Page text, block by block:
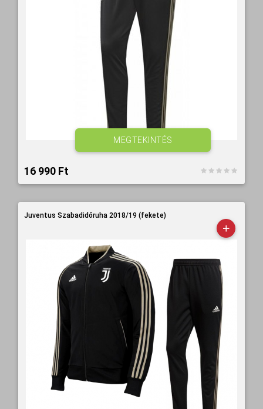
16 990 Ft‎
MEGTEKINTÉS
Juventus Szabadidőruha 2018/19 (fekete)